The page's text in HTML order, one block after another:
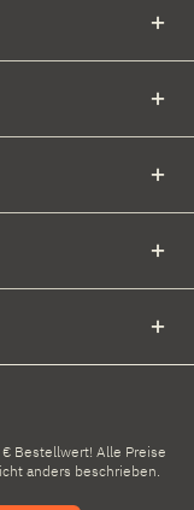
Bestellwert! Alle Preise
anders beschrieben.